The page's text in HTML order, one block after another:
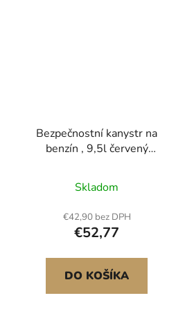
Bezpečnostní kanystr na
benzín , 9,5l červený
benzín typu I s
nerezovou pojistkou
proti plameni,
samouzavíracím víkem a
PE trychtýřem, nádoba
na skladování hořlavin z
uhlíkové oceli s
Skladom
€42,90 bez DPH
€52,77
DO KOŠÍKA